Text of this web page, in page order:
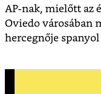
AP-nak, mielőtt az
Oviedo városában
hercegnője